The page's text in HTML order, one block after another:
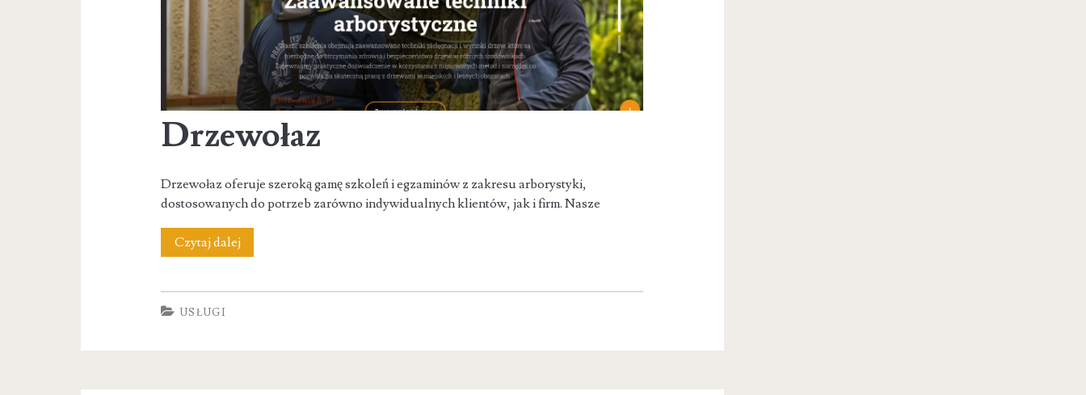
Drzewołaz
Drzewołaz oferuje szeroką gamę szkoleń i egzaminów z zakresu arborystyki,
dostosowanych do potrzeb zarówno indywidualnych klientów, jak i firm. Nasze
Czytaj dalejDrzewołaz
USŁUGI